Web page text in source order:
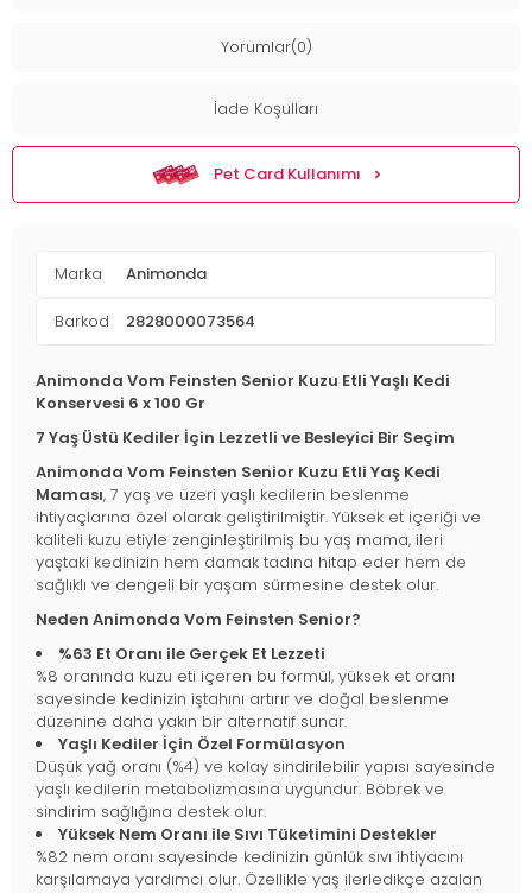
Yorumlar(0)
İade Koşulları
Pet Card Kullanımı
Marka Animonda
Barkod 2828000073564
Animonda Vom Feinsten Senior Kuzu Etli Yaşlı Kedi
Konservesi 6 x 100 Gr
7 Yaş Üstü Kediler İçin Lezzetli ve Besleyici Bir Seçim
Animonda Vom Feinsten Senior Kuzu Etli Yaş Kedi
Maması, 7 yaş ve üzeri yaşlı kedilerin beslenme
ihtiyaçlarına özel olarak geliştirilmiştir. Yüksek et içeriği ve
kaliteli kuzu etiyle zenginleştirilmiş bu yaş mama, ileri
yaştaki kedinizin hem damak tadına hitap eder hem de
sağlıklı ve dengeli bir yaşam sürmesine destek olur.
Neden Animonda Vom Feinsten Senior?
%63 Et Oranı ile Gerçek Et Lezzeti
%8 oranında kuzu eti içeren bu formül, yüksek et oranı
sayesinde kedinizin iştahını artırır ve doğal beslenme
düzenine daha yakın bir alternatif sunar.
Yaşlı Kediler İçin Özel Formülasyon
Düşük yağ oranı (%4) ve kolay sindirilebilir yapısı sayesinde
yaşlı kedilerin metabolizmasına uygundur. Böbrek ve
sindirim sağlığına destek olur.
Yüksek Nem Oranı ile Sıvı Tüketimini Destekler
%82 nem oranı sayesinde kedinizin günlük sıvı ihtiyacını
karşılamaya yardımcı olur. Özellikle yaş ilerledikçe azalan